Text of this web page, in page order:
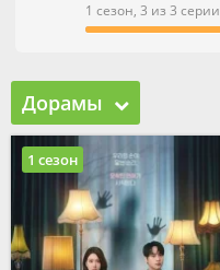
1 сезон, 3 из 3 серии
Дорамы
1 сезон